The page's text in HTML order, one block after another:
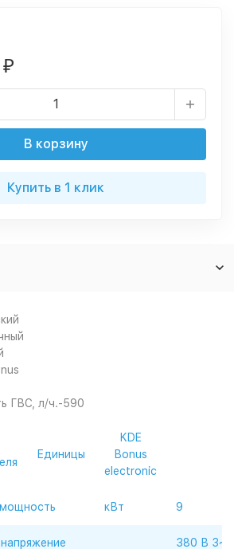
₽
В корзину
Купить в 1 клик
ГВС, л/ч.-590
Единицы
KDE
Bonus
electronic
кВт 9
380 В 3~